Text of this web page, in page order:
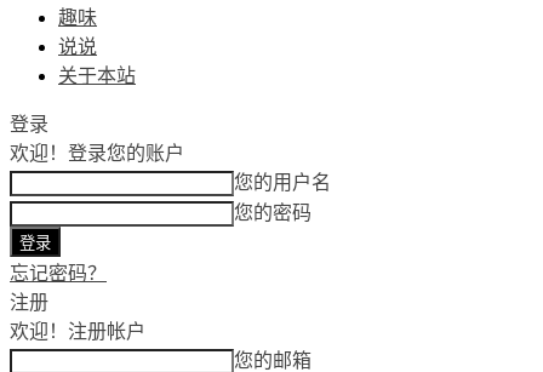
趣味
说说
关于本站
登录
欢迎！ 登录您的账户
您的用户名
您的密码
忘记密码？
注册
欢迎！ 注册帐户
您的邮箱